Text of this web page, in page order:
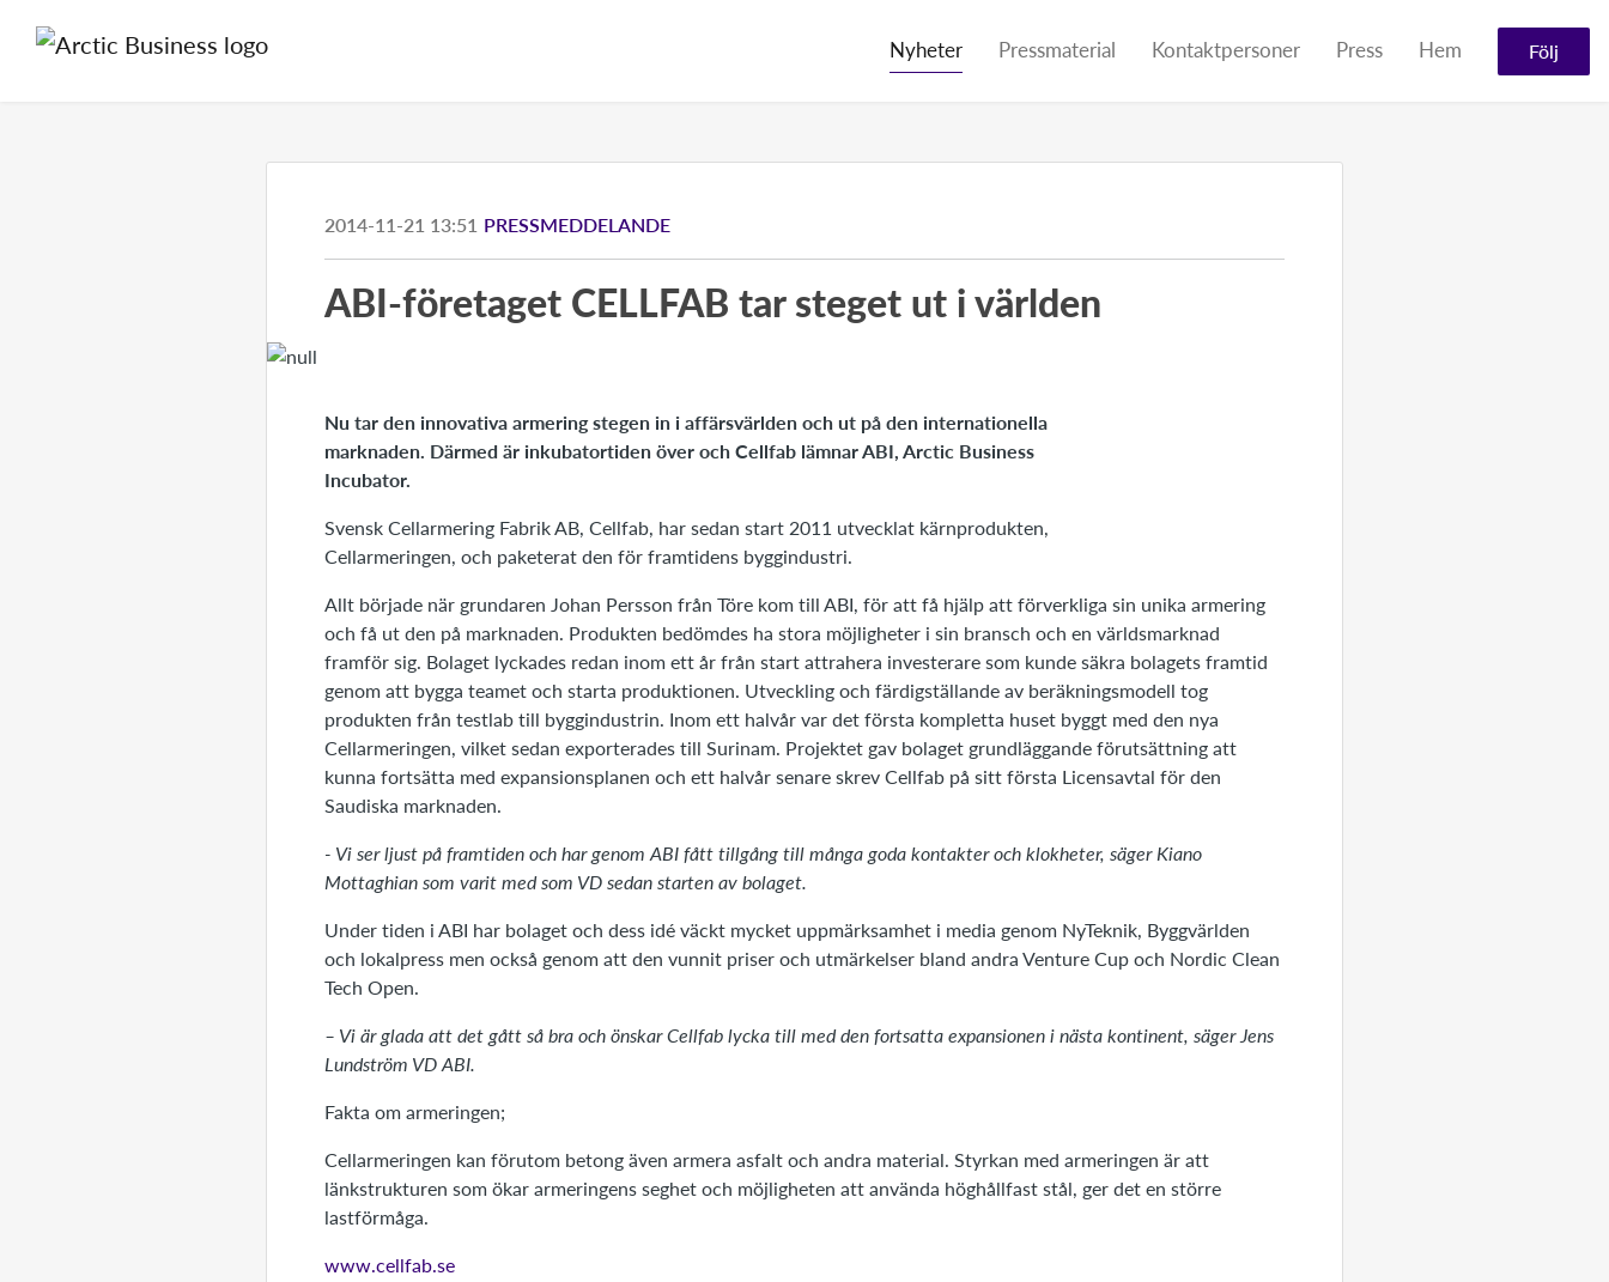
Nyheter Pressmaterial Kontaktpersoner Press Hem Följ
2014-11-21 13:51 PRESSMEDDELANDE
ABI-företaget CELLFAB tar steget ut i världen
Nu tar den innovativa armering stegen in i affärsvärlden och ut på den internationella
marknaden. Därmed är inkubatortiden över och Cellfab lämnar ABI, Arctic Business
Incubator.
Svensk Cellarmering Fabrik AB, Cellfab, har sedan start 2011 utvecklat kärnprodukten,
Cellarmeringen, och paketerat den för framtidens byggindustri.
Allt började när grundaren Johan Persson från Töre kom till ABI, för att få hjälp att förverkliga sin unika armering
och få ut den på marknaden. Produkten bedömdes ha stora möjligheter i sin bransch och en världsmarknad
framför sig. Bolaget lyckades redan inom ett år från start attrahera investerare som kunde säkra bolagets framtid
genom att bygga teamet och starta produktionen. Utveckling och färdigställande av beräkningsmodell tog
produkten från testlab till byggindustrin. Inom ett halvår var det första kompletta huset byggt med den nya
Cellarmeringen, vilket sedan exporterades till Surinam. Projektet gav bolaget grundläggande förutsättning att
kunna fortsätta med expansionsplanen och ett halvår senare skrev Cellfab på sitt första Licensavtal för den
Saudiska marknaden.
- Vi ser ljust på framtiden och har genom ABI fått tillgång till många goda kontakter ochklokheter, säger Kiano
Mottaghian som varit med som VD sedan starten av bolaget.
Under tiden i ABI har bolaget och dess idé väckt mycket uppmärksamhet i media genom NyTeknik, Byggvärlden
och lokalpress men också genom att den vunnit priser och utmärkelser bland andra Venture Cup och Nordic Clean
Tech Open.
– Vi är glada att det gått så bra och önskar Cellfab lycka till med den fortsatta expansionen i nästa kontinent, säger Jens
Lundström VD ABI.
Fakta om armeringen;
Cellarmeringen kan förutom betong även armera asfalt och andra material. Styrkan med armeringen är att
länkstrukturen som ökar armeringens seghet och möjligheten att använda höghållfast stål, ger det en större
lastförmåga.
www.cellfab.se